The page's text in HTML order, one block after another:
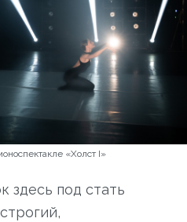
«Холст I»
здесь под стать